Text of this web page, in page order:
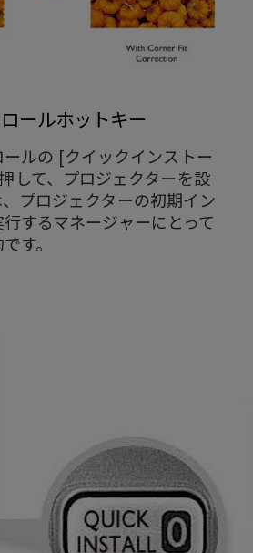
ールホットキー
ルの [クイックインストー
して、プロジェクターを設
プロジェクターの初期イン
するマネージャーにとって
す。